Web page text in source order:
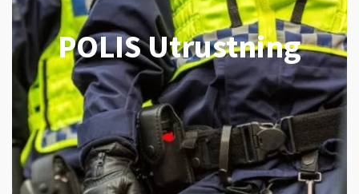
POLIS Utrustning